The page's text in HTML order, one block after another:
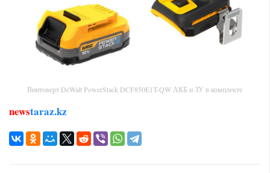
Винтоверт DeWalt PowerStack DCF850E1T-QW АКБ и ЗУ в комплекте
newstaraz.kz